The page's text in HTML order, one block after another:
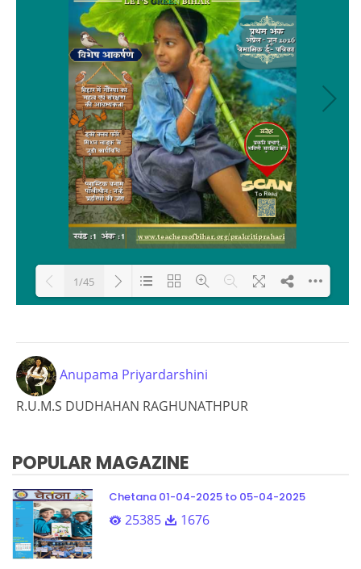
1/45
Anupama Priyardarshini
R.U.M.S DUDHAHAN RAGHUNATHPUR
POPULAR MAGAZINE
Chetana 01-04-2025 to 05-04-2025
25385 1676